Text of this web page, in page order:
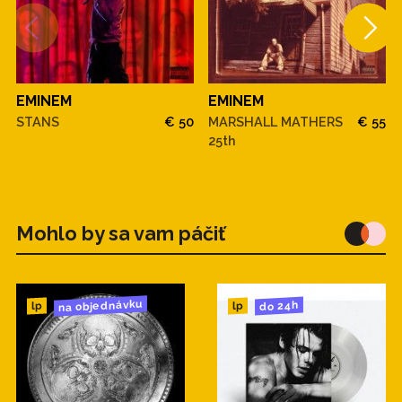
4. I Will 5:03
5. Alfred (Outro) 0:36
EMINEM
STANS € 50
EMINEM
MARSHALL MATHERS
25th
€ 55
Mohlo by sa vam páčiť
lp na objednávku lp do 24h